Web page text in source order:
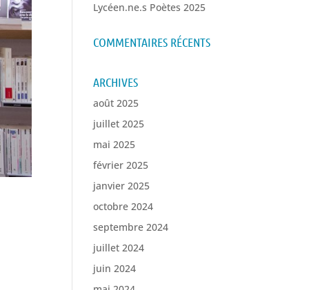
Lycéen.ne.s Poètes 2025
COMMENTAIRES RÉCENTS
ARCHIVES
août 2025
juillet 2025
mai 2025
février 2025
janvier 2025
octobre 2024
septembre 2024
juillet 2024
juin 2024